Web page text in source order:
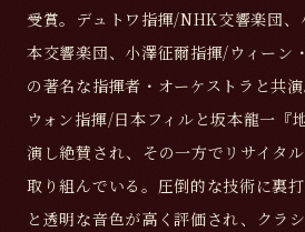
受賞。デュトワ指揮/NHK交響楽団
本交響楽団、小澤征爾指揮/ウィーン
の著名な指揮者・オーケストラと共
ウォン指揮/日本フィルと坂本龍一『
演し絶賛され、その一方でリサイタ
取り組んでいる。圧倒的な技術に裏
と透明な音色が高く評価され、クラ